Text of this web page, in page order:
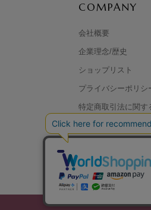
COMPANY
会社概要
企業理念/歴史
ショップリスト
プライバシーポリシ
特定商取引法に関す
リクルート